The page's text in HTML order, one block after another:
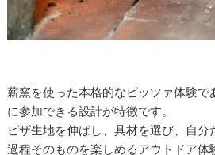
薪窯を使った本格的なピッツァ体験で
に参加できる設計が特徴です。
ピザ生地を伸ばし、具材を選び、自分
過程そのものを楽しめるアウトドア体